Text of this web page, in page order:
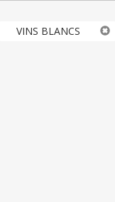
VINS BLANCS